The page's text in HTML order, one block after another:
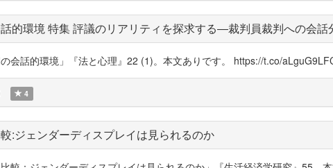
的環境 特集 評議のリアリティを探求する―裁判員裁判への会
会話的環境」『法と心理』22 (1)。本文ありです。 https://t.co/
4
:ジェンダーディスプレイは見られるのか